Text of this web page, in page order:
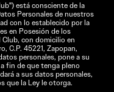
está consciente de la
Personales de nuestros
con lo establecido por la
en Posesión de los
Club, con domicilio en
C.P. 45221, Zapopan,
personales, pone a su
fin de que tenga pleno
a sus datos personales,
que la Ley le otorga.